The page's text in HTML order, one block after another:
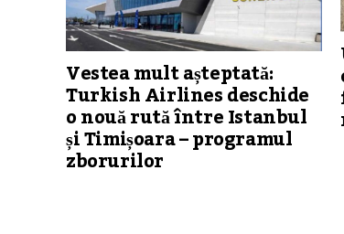
Vestea mult așteptată:
Turkish Airlines deschide
o nouă rută între Istanbul
și Timișoara – programul
zborurilor